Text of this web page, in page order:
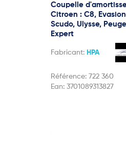
Coupelle
Citroen : C8,
Scudo, Ulysse,
Expert
Fabricant: HPA
Référence: 722 360
Ean: 3701089313827